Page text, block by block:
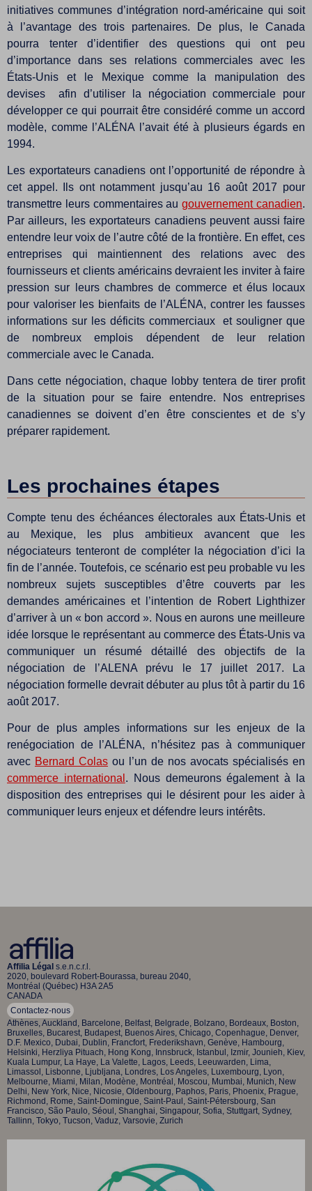
initiatives communes d’intégration nord-américaine qui soit
à l’avantage des trois partenaires. De plus, le Canada
pourra tenter d’identifier des questions qui ont peu
d’importance dans ses relations commerciales avec les
États-Unis et le Mexique comme la manipulation des
devises afin d’utiliser la négociation commerciale pour
développer ce qui pourrait être considéré comme un accord
modèle, comme l’ALÉNA l’avait été à plusieurs égards en
1994.
Les exportateurs canadiens ont l’opportunité de répondre à
cet appel. Ils ont notamment jusqu’au 16 août 2017 pour
transmettre leurs commentaires augouvernement canadien.
Par ailleurs, les exportateurs canadiens peuvent aussi faire
entendre leur voix de l’autre côté de la frontière. En effet, ces
entreprises qui maintiennent des relations avec des
fournisseurs et clients américains devraient les inviter à faire
pression sur leurs chambres de commerce et élus locaux
pour valoriser les bienfaits de l’ALÉNA, contrer les fausses
informations sur les déficits commerciaux et souligner que
de nombreux emplois dépendent de leur relation
commerciale avec le Canada.
Dans cette négociation, chaque lobby tentera de tirer profit
de la situation pour se faire entendre. Nos entreprises
canadiennes se doivent d’en être conscientes et de s’y
préparer rapidement.
Les prochaines étapes
Compte tenu des échéances électorales aux États-Unis et
au Mexique, les plus ambitieux avancent que les
négociateurs tenteront de compléter la négociation d’ici la
fin de l’année. Toutefois, ce scénario est peu probable vu les
nombreux sujets susceptibles d’être couverts par les
demandes américaines et l’intention de Robert Lighthizer
d’arriver à un « bon accord ». Nous en aurons une meilleure
idée lorsque le représentant au commerce des États-Unis va
communiquer un résumé détaillé des objectifs de la
négociation de l’ALENA prévu le 17 juillet 2017. La
négociation formelle devrait débuter au plus tôt à partir du 16
août 2017.
Pour de plus amples informations sur les enjeux de la
renégociation de l’ALÉNA, n’hésitez pas à communiquer
avec Bernard Colas ou l’un de nos avocats spécialisés en
commerce international . Nous demeurons également à la
disposition des entreprises qui le désirent pour les aider à
communiquer leurs enjeux et défendre leurs intérêts.
Affilia Légal s.e.n.c.r.l.
2020, boulevard Robert-Bourassa, bureau 2040,
Montréal (Québec) H3A 2A5
CANADA
Contactez-nous
Athènes, Auckland, Barcelone, Belfast, Belgrade, Bolzano, Bordeaux, Boston,
Bruxelles, Bucarest, Budapest, Buenos Aires, Chicago, Copenhague, Denver,
D.F. Mexico, Dubai, Dublin, Francfort, Frederikshavn, Genève, Hambourg,
Helsinki, Herzliya Pituach, Hong Kong, Innsbruck, Istanbul, Izmir, Jounieh, Kiev,
Kuala Lumpur, La Haye, La Valette, Lagos, Leeds, Leeuwarden, Lima,
Limassol, Lisbonne, Ljubljana, Londres, Los Angeles, Luxembourg, Lyon,
Melbourne, Miami, Milan, Modène, Montréal, Moscou, Mumbai, Munich, New
Delhi, New York, Nice, Nicosie, Oldenbourg, Paphos, Paris, Phoenix, Prague,
Richmond, Rome, Saint-Domingue, Saint-Paul, Saint-Pétersbourg, San
Francisco, São Paulo, Séoul, Shanghai, Singapour, Sofia, Stuttgart, Sydney,
Tallinn, Tokyo, Tucson, Vaduz, Varsovie, Zurich